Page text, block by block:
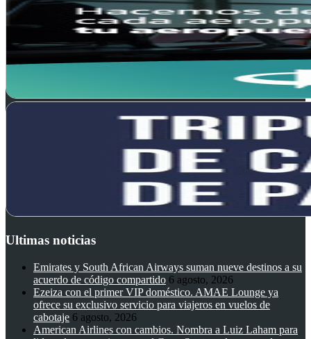
Ultimas noticias
Emirates y South African Airways suman nueve destinos a su
acuerdo de código compartido 6 agosto, 2026
Ezeiza con el primer VIP doméstico. AMAE Lounge ya
ofrece su exclusivo servicio para viajeros en vuelos de
cabotaje 6 agosto, 2026
American Airlines con cambios. Nombra a Luiz Laham para